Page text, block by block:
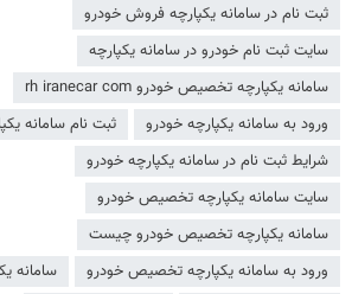
ثبت‌ نام در سامانه یکپارچه فروش خودرو
سایت ثبت نام خودرو در سامانه یکپارچه
سامانه یکپارچه تخصیص خودرو rh iranecar com
ورود به سامانه یکپارچه خودرو
ثبت نام سامانه
شرایط ثبت نام در سامانه یکپارچه خودرو
سایت سامانه یکپارچه تخصیص خودرو
سامانه یکپارچه تخصیص خودرو چیست
ورود به سامانه یکپارچه تخصیص خودرو
سامانه